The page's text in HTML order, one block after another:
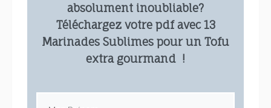
absolument inoubliable?
Téléchargez votre pdf avec 13
Marinades Sublimes pour un Tofu
extra gourmand !